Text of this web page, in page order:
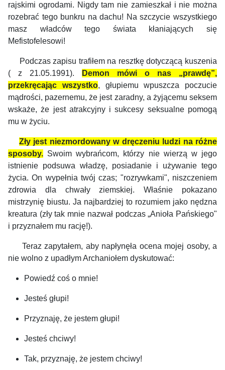
rajskimi ogrodami. Nigdy tam nie zamieszkał i nie można
rozebrać tego bunkru na dachu! Na szczycie wszystkiego
masz władców tego świata kłaniających się
Mefistofelesowi!
Podczas zapisu trafiłem na resztkę dotyczącą kuszenia
( z 21.05.1991).
Demon mówi o nas „prawdę”,
przekręcając wszystko, głupiemu wpuszcza poczucie
mądrości, pazernemu, że jest zaradny, a żyjącemu seksem
wskaże, że jest atrakcyjny i sukcesy seksualne pomogą
mu w życiu.
Zły jest niezmordowany w dręczeniu ludzi na różne
sposoby. Swoim wybrańcom, którzy nie wierzą w jego
istnienie podsuwa władzę, posiadanie i używanie tego
życia. On wypełnia twój czas; "rozrywkami", niszczeniem
zdrowia dla chwały ziemskiej. Właśnie pokazano
mistrzynię biustu. Ja najbardziej to rozumiem jako nędzna
kreatura (zły tak mnie nazwał podczas „Anioła Pańskiego"
i przyznałem mu rację!).
Teraz zapytałem, aby napłynęła ocena mojej osoby, a
nie wolno z upadłym Archaniołem dyskutować:
Powiedź coś o mnie!
Jesteś głupi!
Przyznaję, że jestem głupi!
Jesteś chciwy!
Tak, przyznaję, że jestem chciwy!